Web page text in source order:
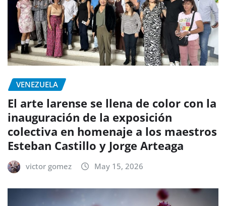
VENEZUELA
El arte larense se llena de color con la
inauguración de la exposición
colectiva en homenaje a los maestros
Esteban Castillo y Jorge Arteaga
victor gomez May 15, 2026